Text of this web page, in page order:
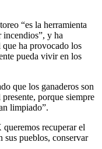
“es la herramienta
incendios”, y ha
ha provocado los
pueda vivir en los
que los ganaderos son
porque siempre
limpiado”.
recuperar el
sus pueblos, conservar